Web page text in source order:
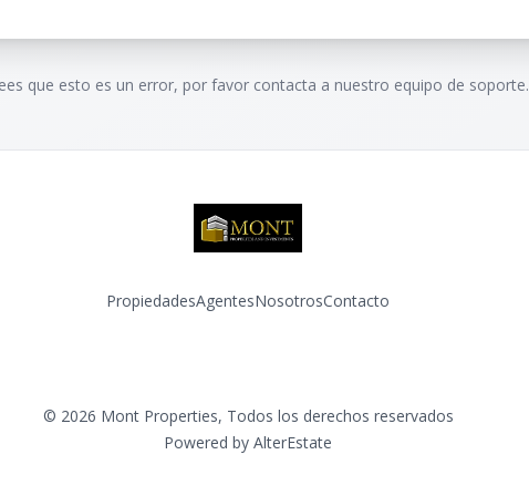
que esto es un error, por favor contacta a nuestro equipo de soporte.
PropiedadesAgentesNosotrosContacto
© 2026 Mont Properties, Todos los derechos reservados
Powered by AlterEstate